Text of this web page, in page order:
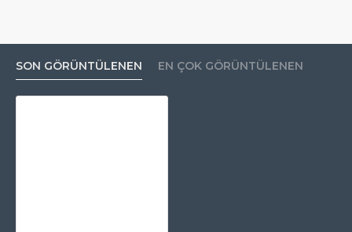
SON GÖRÜNTÜLENEN EN ÇOK GÖRÜNTÜLENEN